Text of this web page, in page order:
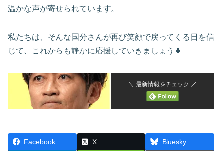
温かな声が寄せられています。
私たちは、そんな国分さんが再び笑顔で戻ってくる日を信
じて、これからも静かに応援していきましょう🍀
＼ 最新情報をチェック ／
Facebook X Bluesky